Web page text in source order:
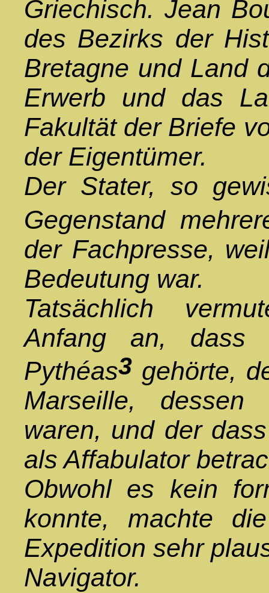
Griechisch. Jean
des Bezirks der
Bretagne und Land
Erwerb und das
Fakultät der Briefe
der Eigentümer.
Der Stater, so
Gegenstand
der Fachpresse,
Bedeutung war.
Tatsächlich
Anfang an, dass
Pythéas3 gehörte,
Marseille, dessen
waren, und der
als Affabulator
Obwohl es kein
konnte, machte
Expedition sehr
Navigator.